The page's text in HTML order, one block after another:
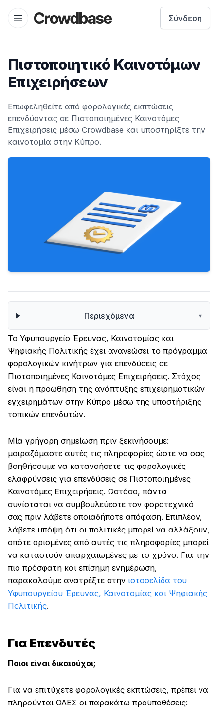
Open menu
Crowdbase logo Σύνδεση
Πιστοποιητικό Καινοτόμων
Επιχειρήσεων
Επωφεληθείτε από φορολογικές εκπτώσεις
επενδύοντας σε Πιστοποιημένες Καινοτόμες
Επιχειρήσεις μέσω Crowdbase και υποστηρίξτε την
καινοτομία στην Κύπρο.
Περιεχόμενα ▾
Το Υφυπουργείο Έρευνας, Καινοτομίας και
Ψηφιακής Πολιτικής έχει ανανεώσει το πρόγραμμα
φορολογικών κινήτρων για επενδύσεις σε
Πιστοποιημένες Καινοτόμες Επιχειρήσεις. Στόχος
είναι η προώθηση της ανάπτυξης επιχειρηματικών
εγχειρημάτων στην Κύπρο μέσω της υποστήριξης
τοπικών επενδυτών.
Μία γρήγορη σημείωση πριν ξεκινήσουμε:
μοιραζόμαστε αυτές τις πληροφορίες ώστε να σας
βοηθήσουμε να κατανοήσετε τις φορολογικές
ελαφρύνσεις για επενδύσεις σε Πιστοποιημένες
Καινοτόμες Επιχειρήσεις. Ωστόσο, πάντα
συνίσταται να συμβουλεύεστε τον φοροτεχνικό
σας πριν λάβετε οποιαδήποτε απόφαση. Επιπλέον,
λάβετε υπόψη ότι οι πολιτικές μπορεί να αλλάξουν,
οπότε ορισμένες από αυτές τις πληροφορίες μπορεί
να καταστούν απαρχαιωμένες με το χρόνο. Για την
πιο πρόσφατη και επίσημη ενημέρωση,
παρακαλούμε ανατρέξτε στην ιστοσελίδα του
Υφυπουργείου Έρευνας, Καινοτομίας και Ψηφιακής
Πολιτικής.
Για Επενδυτές
Ποιοι είναι δικαιούχοι;
Για να επιτύχετε φορολογικές εκπτώσεις, πρέπει να
πληρούνται ΟΛΕΣ οι παρακάτω προϋποθέσεις: